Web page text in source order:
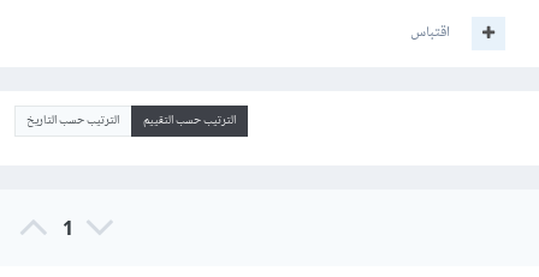
اقتباس
الترتيب حسب التقييم الترتيب حسب التاريخ
1